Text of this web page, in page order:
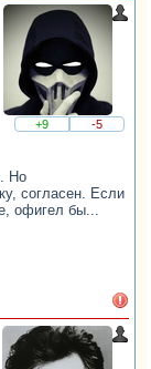
+9 -5
Но
согласен. Если
офигел бы...